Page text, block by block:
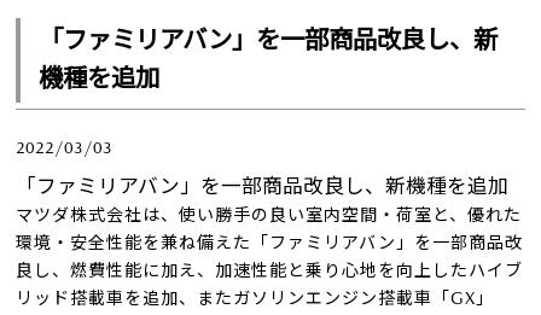
「ファミリアバン」を一部商品改良し、新
機種を追加
2022/03/03
「ファミリアバン」を一部商品改良し、新機種を追加
マツダ株式会社は、使い勝手の良い室内空間・荷室と、優れた
環境・安全性能を兼ね備えた「ファミリアバン」を一部商品改
良し、燃費性能に加え、加速性能と乗り心地を向上したハイブ
リッド搭載車を追加、またガソリンエンジン搭載車「GX」